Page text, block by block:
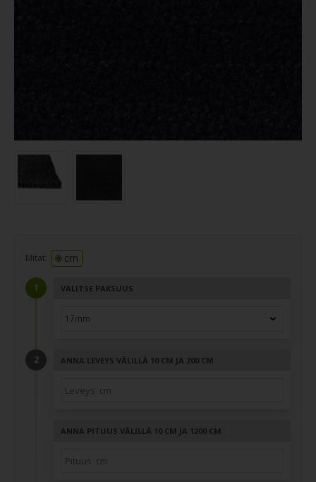
Mitat: cm
VALITSE PAKSUUS
ANNA LEVEYS VÄLILLÄ 10 CM JA 200 CM
ANNA PITUUS VÄLILLÄ 10 CM JA 1200 CM